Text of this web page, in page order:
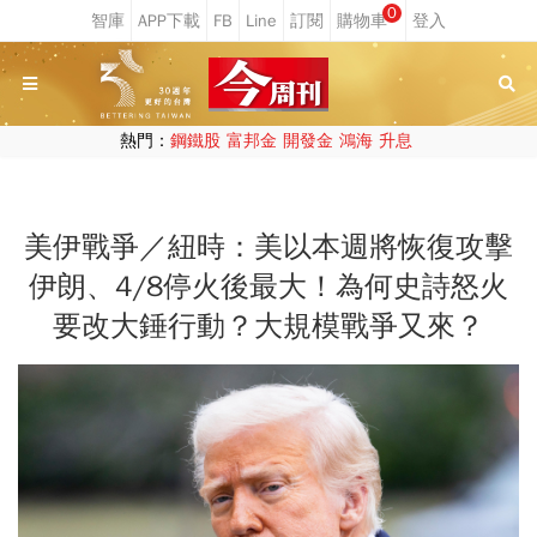
0
熱門： 鋼鐵股 富邦金 開發金 鴻海 升息
美伊戰爭／紐時：美以本週將恢復攻擊
伊朗、4/8停火後最大！為何史詩怒火
要改大錘行動？大規模戰爭又來？